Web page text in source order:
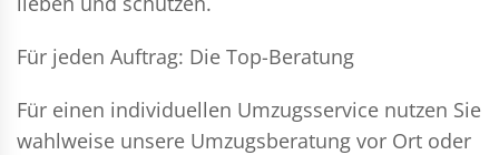
Für jeden Auftrag: Die Top-Beratung
Für einen individuellen Umzugsservice nutzen Sie
wahlweise unsere Umzugsberatung vor Ort oder